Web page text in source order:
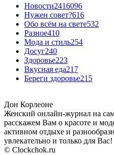
Новости2416096
Нужен совет?616
Обо всём на свете532
Разное410
Мода и стиль254
Досуг240
Здоровье223
Вкусная еда217
Береги здоровье215
Дон Корлеоне
Женский онлайн-журнал на
расскажем Вам о красоте и
активном отдыхе и
увлекательно и только для Вас!
© Clockchok.ru